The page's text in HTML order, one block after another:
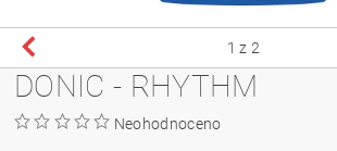
1 z 2
DONIC - RHYTHM
Neohodnoceno